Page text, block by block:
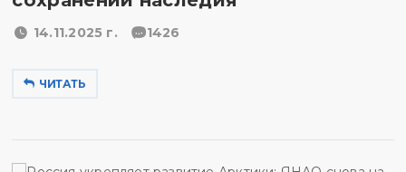
14.11.2025 г. 1426
ЧИТАТЬ